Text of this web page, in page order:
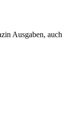
Ausgaben, auch